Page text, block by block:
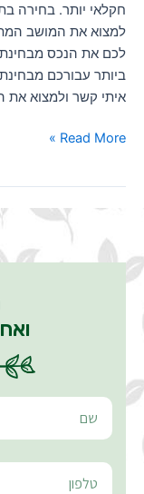
חקלאי יותר. בחירה
למצוא את המושב
לכם את הנכס מבחינת
ביותר עבורכם
איתי קשר ולמצוא
Read More »